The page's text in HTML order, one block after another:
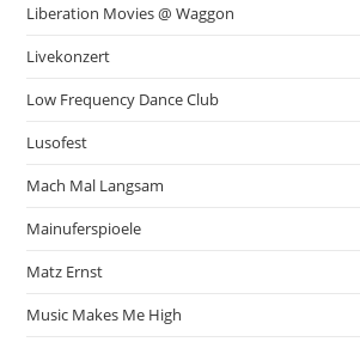
Liberation Movies @ Waggon
Livekonzert
Low Frequency Dance Club
Lusofest
Mach Mal Langsam
Mainuferspioele
Matz Ernst
Music Makes Me High